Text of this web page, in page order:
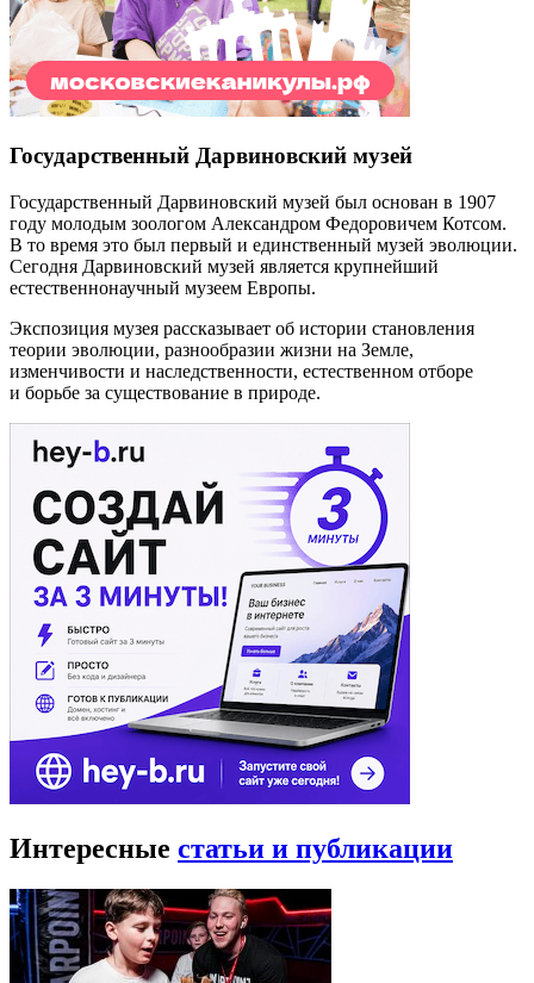
Государственный Дарвиновский музей
Государственный Дарвиновский музей был основан в 1907
году молодым зоологом Александром Федоровичем Котсом.
В то время это был первый и единственный музей эволюции.
Сегодня Дарвиновский музей является крупнейший
естественнонаучный музеем Европы.
Экспозиция музея рассказывает об истории становления
теории эволюции, разнообразии жизни на Земле,
изменчивости и наследственности, естественном отборе
и борьбе за существование в природе.
Интересные статьи и публикации